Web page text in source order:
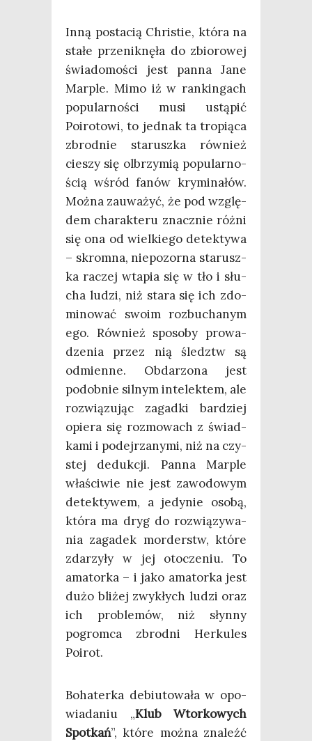
Inną posta­cią Chri­stie, któ­ra na
sta­łe prze­nik­nę­ła do zbio­ro­wej
świa­do­mo­ści jest pan­na Jane
Mar­ple. Mimo iż w ran­kin­gach
popu­lar­no­ści musi ustą­pić
Poiro­to­wi, to jed­nak ta tro­pią­ca
zbrod­nie sta­rusz­ka rów­nież
cie­szy się olbrzy­mią popu­lar­no­
ścią wśród fanów kry­mi­na­łów.
Moż­na zauwa­żyć, że pod wzglę­
dem cha­rak­te­ru znacz­nie róż­ni
się ona od wiel­kie­go detek­ty­wa
– skrom­na, nie­po­zor­na sta­rusz­
ka raczej wta­pia się w tło i słu­
cha ludzi, niż sta­ra się ich zdo­
mi­no­wać swo­im roz­bu­cha­nym
ego. Rów­nież spo­so­by pro­wa­
dze­nia przez nią śledztw są
odmien­ne. Obda­rzo­na jest
podob­nie sil­nym inte­lek­tem, ale
roz­wią­zu­jąc zagad­ki bar­dziej
opie­ra się roz­mo­wach z świad­
ka­mi i podej­rza­ny­mi, niż na czy­
stej deduk­cji. Pan­na Mar­ple
wła­ści­wie nie jest zawo­do­wym
detek­ty­wem, a jedy­nie oso­bą,
któ­ra ma dryg do roz­wią­zy­wa­
nia zaga­dek mor­derstw, któ­re
zda­rzy­ły w jej oto­cze­niu. To
ama­tor­ka – i jako ama­tor­ka jest
dużo bli­żej zwy­kłych ludzi oraz
ich pro­ble­mów, niż słyn­ny
pogrom­ca zbrod­ni Her­ku­les
Poirot.
Boha­ter­ka debiu­to­wa­ła w opo­
wia­da­niu „Klub Wtor­ko­wych
Spo­tkań”, któ­re moż­na zna­leźć